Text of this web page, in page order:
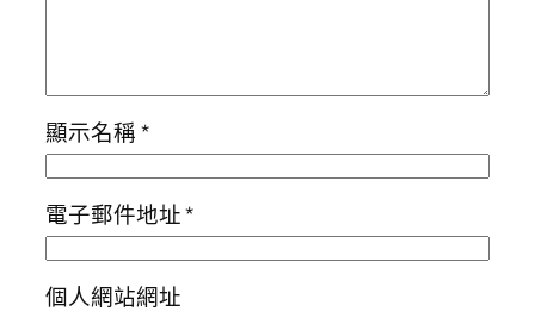
顯示名稱*
電子郵件地址*
個人網站網址